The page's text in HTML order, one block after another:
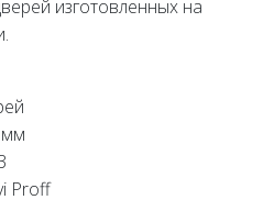
изготовленных на
мм
Proff